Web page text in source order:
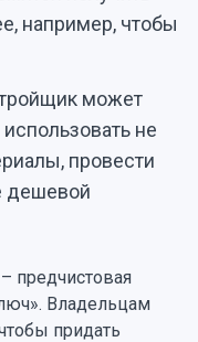
например, чтобы
может
не
провести
дешевой
предчистовая
Владельцам
придать